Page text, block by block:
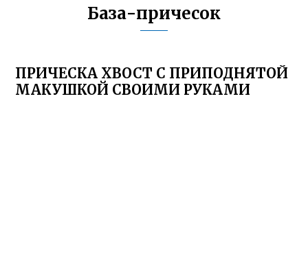
База-причесок
ПРИЧЕСКА ХВОСТ С ПРИПОДНЯТОЙ
МАКУШКОЙ СВОИМИ РУКАМИ